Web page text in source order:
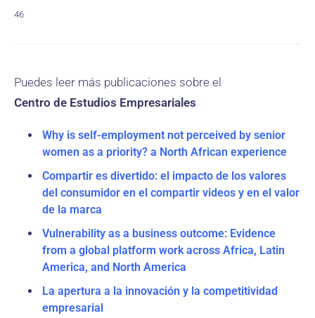
46
Puedes leer más publicaciones sobre el
Centro de Estudios Empresariales
Why is self-employment not perceived by senior
women as a priority? a North African experience
Compartir es divertido: el impacto de los valores
del consumidor en el compartir videos y en el valor
de la marca
Vulnerability as a business outcome: Evidence
from a global platform work across Africa, Latin
America, and North America
La apertura a la innovación y la competitividad
empresarial